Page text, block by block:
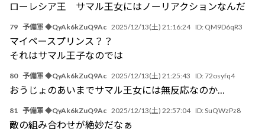
ローレシア王 サマル王女にはノーリアクションなんだ
79 予備軍 ◆QyAk6kZuQ9Ac 2025/12/13(土) 21:16:24 ID: QM9D6qR3
マイペースプリンス？？
それはサマル王子なのでは
80 予備軍 ◆QyAk6kZuQ9Ac 2025/12/13(土) 21:25:43 ID:72osyfq4
おうじょのあいまでサマル王女には無反応なのか…
81 予備軍 ◆QyAk6kZuQ9Ac 2025/12/13(土) 22:57:04 ID:SuQWzPz8
敵の組み合わせが絶妙だなぁ